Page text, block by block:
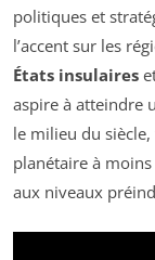
politiques et
l’accent sur les
États insulaires
aspire à atteindre
le milieu du
planétaire à
aux niveaux